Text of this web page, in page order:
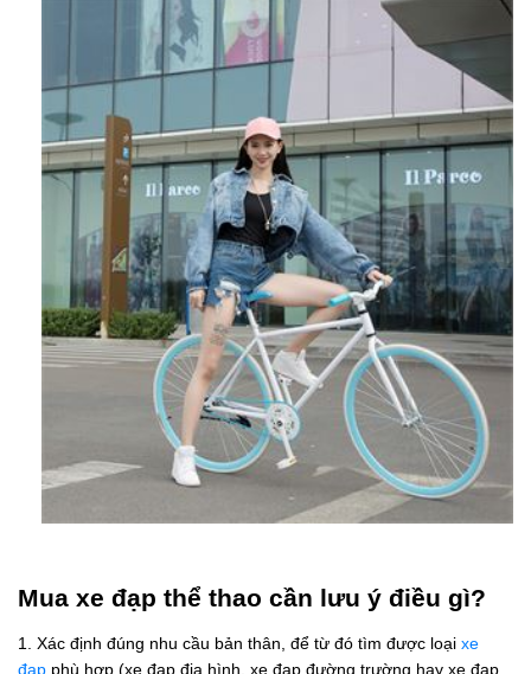
Mua xe đạp thể thao cần lưu ý điều gì?
1. Xác định đúng nhu cầu bản thân, để từ đó tìm được loại xe
đạp phù hợp (xe đạp địa hình, xe đạp đường trường hay xe đạp